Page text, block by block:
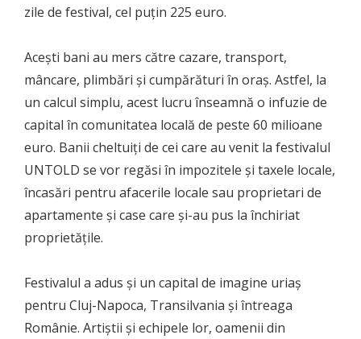
zile de festival, cel puțin 225 euro.
Acești bani au mers către cazare, transport,
mâncare, plimbări și cumpărături în oraș. Astfel, la
un calcul simplu, acest lucru înseamnă o infuzie de
capital în comunitatea locală de peste 60 milioane
euro. Banii cheltuiți de cei care au venit la festivalul
UNTOLD se vor regăsi în impozitele și taxele locale,
încasări pentru afacerile locale sau proprietari de
apartamente și case care și-au pus la închiriat
proprietățile.
Festivalul a adus și un capital de imagine uriaș
pentru Cluj-Napoca, Transilvania și întreaga
Românie. Artiștii și echipele lor, oamenii din